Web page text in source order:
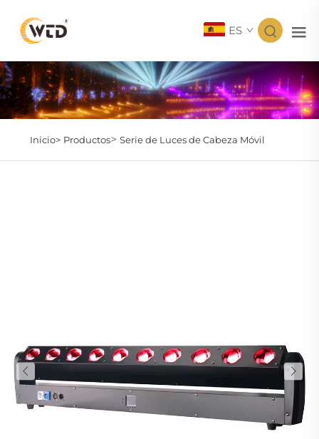
ES
Inicio> Productos> Serie de Luces de Cabeza Móvil